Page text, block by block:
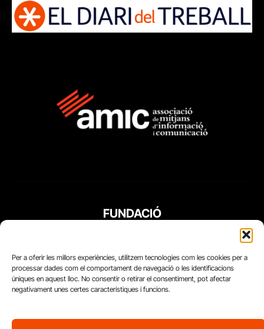
Per a oferir les millors experiències, utilitzem tecnologies com les cookies per a
processar dades com el comportament de navegació o les identificacions
úniques en aquest lloc. No consentir o retirar el consentiment, pot afectar
negativament unes certes característiques i funcions.
FUNDACIÓ